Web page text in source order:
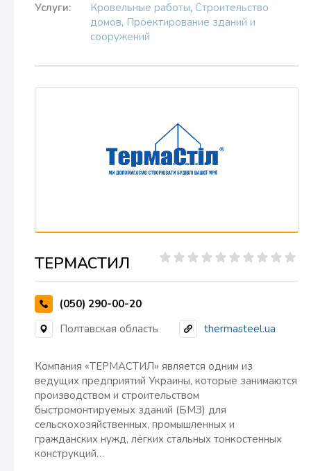
Услуги: Кровельные работы, Строительство
домов, Проектирование зданий и
сооружений
ТЕРМАСТИЛ
(050) 290-00-20
Полтавская область
thermasteel.ua
Компания «ТЕРМАСТИЛ» является одним из
ведущих предприятий Украины, которые занимаются
производством и строительством
быстромонтируемых зданий (БМЗ) для
сельскохозяйственных, промышленных и
гражданских нужд, лёгких стальных тонкостенных
конструкций…